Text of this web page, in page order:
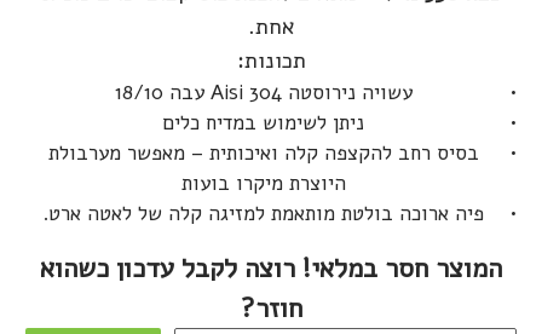
אחת.
תכונות:
עשויה נירוסטה Aisi 304 עבה 18/10
ניתן לשימוש במדיח כלים
בסיס רחב להקצפה קלה ואיכותית – מאפשר מערבולת
היוצרת מיקרו בועות
פיה ארוכה בולטת מותאמת למזיגה קלה של לאטה ארט.
המוצר חסר במלאי! רוצה לקבל עדכון כשהוא
חוזר?